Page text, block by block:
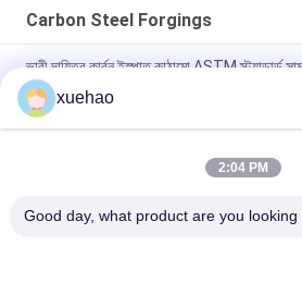
Carbon Steel Forgings
ভারী দায়িত্ব কার্বন ইস্পাত কাঠামো ASTM স্ট্যান্ডার্ড
অ্যালগ স্টীল ফোর্জিং 25Cr2Ni4MoV, 34CrNiMo6
শ্যাফ্ট।
অ্যালয় ইস্পাত ফোরজিং ২৫সিআর২এনআই৪এমওভি,
xuehao
2:04 PM
Good day, what product are you looking